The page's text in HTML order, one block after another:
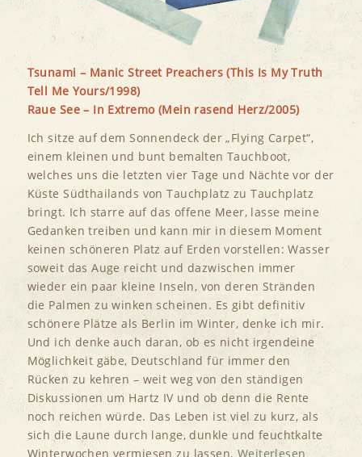
Tsunami – Manic Street Preachers (This Is My Truth
Tell Me Yours/1998)
Raue See – In Extremo (Mein rasend Herz/2005)
Ich sitze auf dem Sonnendeck der „Flying Carpet“,
einem kleinen und bunt bemalten Tauchboot,
welches uns die letzten vier Tage und Nächte vor der
Küste Südthailands von Tauchplatz zu Tauchplatz
bringt. Ich starre auf das offene Meer, lasse meine
Gedanken treiben und kann mir in diesem Moment
keinen schöneren Platz auf Erden vorstellen: Wasser
soweit das Auge reicht und dazwischen immer
wieder ein paar kleine Inseln, von deren Stränden
die Palmen zu winken scheinen. Es gibt definitiv
schönere Plätze als Berlin im Winter, denke ich mir.
Und ich denke auch daran, ob es nicht irgendeine
Möglichkeit gäbe, Deutschland für immer den
Rücken zu kehren – weit weg von den ständigen
Diskussionen um Hartz IV und ob denn die Rente
noch reichen würde. Das Leben ist viel zu kurz, als
sich die Laune durch lange, dunkle und feuchtkalte
Winterwochen vermiesen zu lassen. Weiterlesen